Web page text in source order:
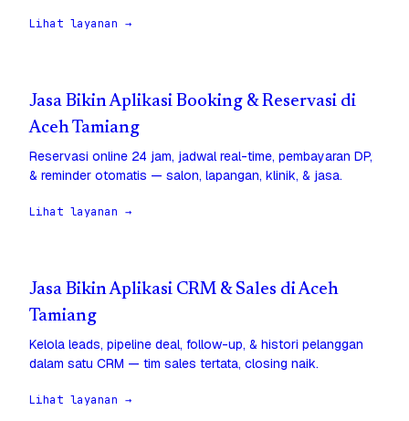
Lihat layanan →
Jasa Bikin Aplikasi Booking & Reservasi di
Aceh Tamiang
Reservasi online 24 jam, jadwal real-time, pembayaran DP,
& reminder otomatis — salon, lapangan, klinik, & jasa.
Lihat layanan →
Jasa Bikin Aplikasi CRM & Sales di Aceh
Tamiang
Kelola leads, pipeline deal, follow-up, & histori pelanggan
dalam satu CRM — tim sales tertata, closing naik.
Lihat layanan →